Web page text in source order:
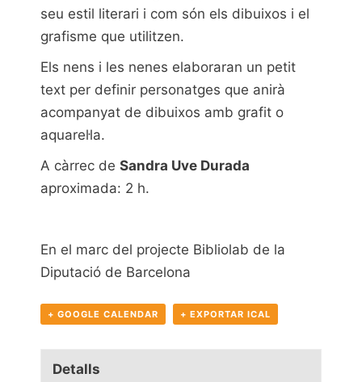
seu estil literari i com són els dibuixos i el
grafisme que utilitzen.
Els nens i les nenes elaboraran un petit
text per definir personatges que anirà
acompanyat de dibuixos amb grafit o
aquarel·la.
A càrrec de Sandra Uve Durada
aproximada: 2 h.
En el marc del projecte Bibliolab de la
Diputació de Barcelona
+ GOOGLE CALENDAR + EXPORTAR ICAL
Detalls